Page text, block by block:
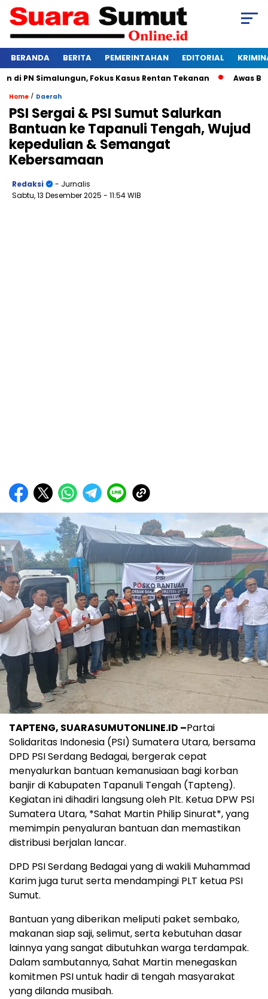
BERANDA BERITA PEMERINTAHAN EDITORIAL
Simalungun, Fokus Kasus Rentan Tekanan Awas
Home / Daerah
PSI Sergai & PSI Sumut Salurkan
Bantuan ke Tapanuli Tengah, Wujud
kepedulian & Semangat
Kebersamaan
Redaksi
- Jurnalis
Sabtu, 13 Desember 2025 - 11:54 WIB
TAPTENG, SUARASUMUTONLINE.ID –Partai
Solidaritas Indonesia (PSI) Sumatera Utara, bersama
DPD PSI Serdang Bedagai, bergerak cepat
menyalurkan bantuan kemanusiaan bagi korban
banjir di Kabupaten Tapanuli Tengah (Tapteng).
Kegiatan ini dihadiri langsung oleh Plt. Ketua DPW PSI
Sumatera Utara, *Sahat Martin Philip Sinurat*, yang
memimpin penyaluran bantuan dan memastikan
distribusi berjalan lancar.
DPD PSI Serdang Bedagai yang di wakili Muhammad
Karim juga turut serta mendampingi PLT ketua PSI
Sumut.
Bantuan yang diberikan meliputi paket sembako,
makanan siap saji, selimut, serta kebutuhan dasar
lainnya yang sangat dibutuhkan warga terdampak.
Dalam sambutannya, Sahat Martin menegaskan
komitmen PSI untuk hadir di tengah masyarakat
yang dilanda musibah.